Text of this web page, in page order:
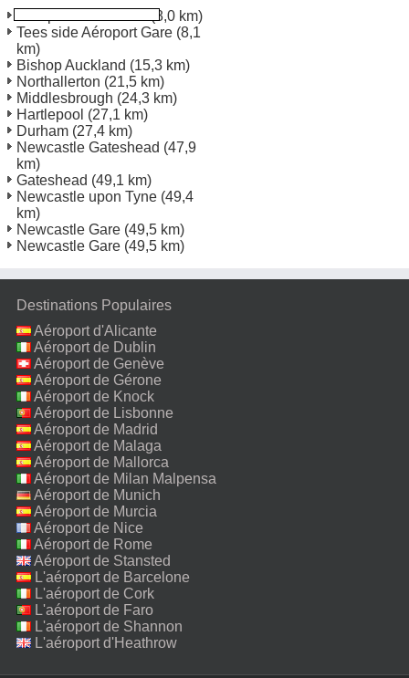
(8,0 km)
Tees side Aéroport Gare (8,1
km)
Bishop Auckland (15,3 km)
Northallerton (21,5 km)
Middlesbrough (24,3 km)
Hartlepool (27,1 km)
Durham (27,4 km)
Newcastle Gateshead (47,9
km)
Gateshead (49,1 km)
Newcastle upon Tyne (49,4
km)
Newcastle Gare (49,5 km)
Newcastle Gare (49,5 km)
Destinations Populaires
Aéroport d'Alicante
Aéroport de Dublin
Aéroport de Genève
Aéroport de Gérone
Aéroport de Knock
Aéroport de Lisbonne
Aéroport de Madrid
Aéroport de Malaga
Aéroport de Mallorca
Aéroport de Milan Malpensa
Aéroport de Munich
Aéroport de Murcia
Aéroport de Nice
Aéroport de Rome
Fiumicino
Aéroport de Stansted
L'aéroport de Barcelone
L'aéroport de Cork
L'aéroport de Faro
L'aéroport de Shannon
L'aéroport d'Heathrow